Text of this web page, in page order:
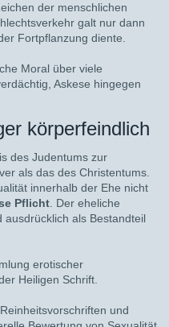
der menschlichen
galt nur dann
Fortpflanzung diente.
Moral über viele
Askese hingegen
körperfeindlich
des Judentums zur
als das des Christentums.
innerhalb der Ehe nicht
Pflicht. Der eheliche
ausdrücklich als Bestandteil
erotischer
Heiligen Schrift.
und